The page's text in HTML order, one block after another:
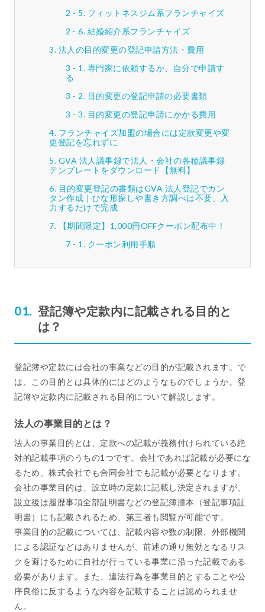
フィットネスジム系フランチャイズ
結婚紹介系フランチャイズ
法人の目的変更の登記申請方法・費用
専門家に依頼するか、自分で申請す
る
目的変更の登記申請の必要書類
目的変更の登記申請にかかる費用
フランチャイズ加盟の場合には定款変更や変
更登記を忘れずに
GVA 法人議事録で法人・会社の各種議事録
テンプレートをダウンロード【無料】
目的変更登記の書類はGVA 法人登記でカン
タン作成｜ひな形探しや書き方調べは不要、入
力するだけで完成
【期間限定】1,000円OFFクーポン配布中！
クーポン利用手順
登記簿や定款内に記載される目的と
は？
登記簿や定款には会社の事業などの目的が記載されます。で
は、この目的とは具体的にはどのようなものでしょうか。登
記簿や定款内に記載される目的について解説します。
法人の事業目的とは？
法人の事業目的とは、定款への記載が義務付けられている絶
対的記載事項のうちの1つです。会社であれば記載が必要にな
るため、株式会社でも合同会社でも記載が必要となります。
会社の事業目的は、設立時の定款に記載し決定されますが、
設立後は履歴事項全部証明書などの登記簿謄本（登記事項証
明書）にも記載されるため、第三者も閲覧が可能です。
事業目的の記載については、記載内容や数の制限、外部機関
による認証などはありませんが、前述の通り無効となるリス
クを避けるために自社が行っている事業に沿った記載である
必要があります。また、違法行為を事業目的とすることや公
序良俗に反するような内容を記載することは認められませ
ん。